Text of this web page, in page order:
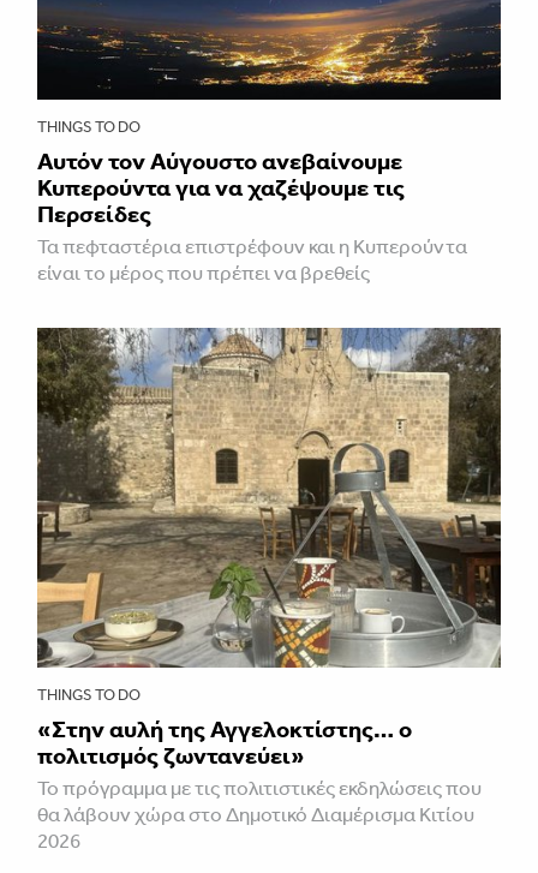
THINGS TO DO
Αυτόν τον Αύγουστο ανεβαίνουμε
Κυπερούντα για να χαζέψουμε τις
Περσείδες
Τα πεφταστέρια επιστρέφουν και η Κυπερούντα
είναι το μέρος που πρέπει να βρεθείς
THINGS TO DO
«Στην αυλή της Αγγελοκτίστης… ο
πολιτισμός ζωντανεύει»
To πρόγραμμα με τις πολιτιστικές εκδηλώσεις που
θα λάβουν χώρα στο Δημοτικό Διαμέρισμα Κιτίου
2026